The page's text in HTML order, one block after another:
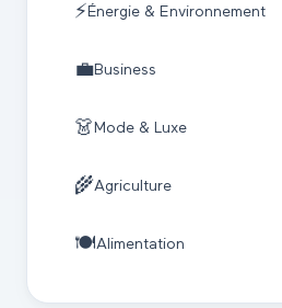
⚡ Énergie & Environnement
💼Business
👗 Mode & Luxe
🌾Agriculture
🍽️Alimentation